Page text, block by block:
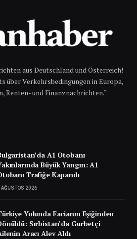
aus Deutschland und Österreich!
über Verkehrsbedingungen in Europa,
Renten- und Finanznachrichten.“
A1 Otobanı
Büyük Yangın: A1
Trafiğe Kapandı
AĞUSTOS 2026
Yolunda Facianın Eşiğinden
Sırbistan’da Gurbetçi
Aracı Alev Aldı